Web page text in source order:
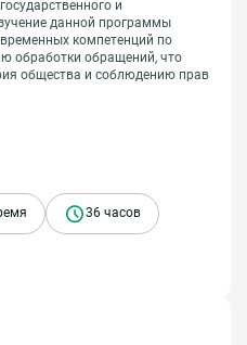
и
данной программы
компетенций по
обработки обращений, что
общества и соблюдению прав
36 часов